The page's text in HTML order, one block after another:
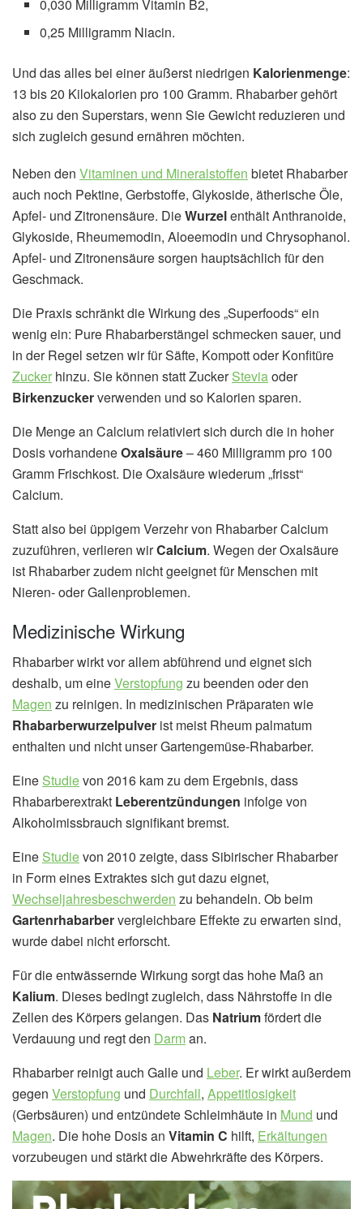
0,030 Milligramm Vitamin B2,
0,25 Milligramm Niacin.
Und das alles bei einer äußerst niedrigen Kalorienmenge:
13 bis 20 Kilokalorien pro 100 Gramm. Rhabarber gehört
also zu den Superstars, wenn Sie Gewicht reduzieren und
sich zugleich gesund ernähren möchten.
Neben den Vitaminen und Mineralstoffen bietet Rhabarber
auch noch Pektine, Gerbstoffe, Glykoside, ätherische Öle,
Apfel- und Zitronensäure. DieWurzelenthält Anthranoide,
Glykoside, Rheumemodin, Aloeemodin und Chrysophanol.
Apfel- und Zitronensäure sorgen hauptsächlich für den
Geschmack.
Die Praxis schränkt die Wirkung des „Superfoods“ ein
wenig ein: Pure Rhabarberstängel schmecken sauer, und
in der Regel setzen wir für Säfte, Kompott oder Konfitüre
Zucker hinzu. Sie können statt ZuckerSteviaoder
Birkenzuckerverwenden und so Kalorien sparen.
Die Menge an Calcium relativiert sich durch die in hoher
Dosis vorhandeneOxalsäure– 460 Milligramm pro 100
Gramm Frischkost. Die Oxalsäure wiederum „frisst“
Calcium.
Statt also bei üppigem Verzehr von Rhabarber Calcium
zuzuführen, verlieren wirCalcium. Wegen der Oxalsäure
ist Rhabarber zudem nicht geeignet für Menschen mit
Nieren- oder Gallenproblemen.
Medizinische Wirkung
Rhabarber wirkt vor allem abführend und eignet sich
deshalb, um eineVerstopfung zu beenden oder den
Magen zu reinigen. In medizinischen Präparaten wie
Rhabarberwurzelpulver ist meist Rheum palmatum
enthalten und nicht unser Gartengemüse-Rhabarber.
Eine Studievon 2016 kam zu dem Ergebnis, dass
Rhabarberextrakt Leberentzündungen infolge von
Alkoholmissbrauch signifikant bremst.
Eine Studievon 2010 zeigte, dass Sibirischer Rhabarber
in Form eines Extraktes sich gut dazu eignet,
Wechseljahresbeschwerden zu behandeln. Ob beim
Gartenrhabarbervergleichbare Effekte zu erwarten sind,
wurde dabei nicht erforscht.
Für die entwässernde Wirkung sorgt das hohe Maß an
Kalium. Dieses bedingt zugleich, dass Nährstoffe in die
Zellen des Körpers gelangen. Das Natriumfördert die
Verdauung und regt den Darman.
Rhabarber reinigt auch Galle und Leber. Er wirkt außerdem
gegen Verstopfung und Durchfall, Appetitlosigkeit
(Gerbsäuren) und entzündete Schleimhäute in Mund und
Magen. Die hohe Dosis an Vitamin C hilft, Erkältungen
vorzubeugen und stärkt die Abwehrkräfte des Körpers.